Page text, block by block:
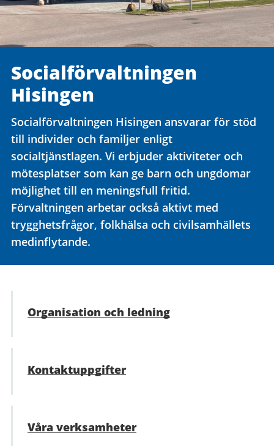
Social­förvaltningen
Hisingen
Socialförvaltningen Hisingen ansvarar för stöd
till individer och familjer enligt
socialtjänstlagen. Vi erbjuder aktiviteter och
mötesplatser som kan ge barn och ungdomar
möjlighet till en meningsfull fritid.
Förvaltningen arbetar också aktivt med
trygghetsfrågor, folkhälsa och civilsamhällets
medinflytande.
Organisation och ledning
Kontaktuppgifter
Våra verksamheter